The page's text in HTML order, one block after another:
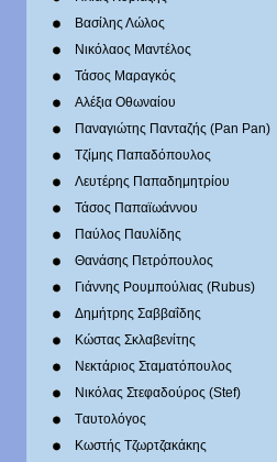
Βασίλης Λώλος
Νικόλαος Μαντέλος
Τάσος Μαραγκός
Αλέξια Οθωναίου
Παναγιώτης Πανταζής (Pan Pan)
Τζίμης Παπαδόπουλος
Λευτέρης Παπαδημητρίου
Τάσος Παπαϊωάννου
Παύλος Παυλίδης
Θανάσης Πετρόπουλος
Γιάννης Ρουμπούλιας (Rubus)
Δημήτρης Σαββαΐδης
Κώστας Σκλαβενίτης
Νεκτάριος Σταματόπουλος
Νικόλας Στεφαδούρος (Stef)
Tαυτολόγος
Κωστής Τζωρτζακάκης